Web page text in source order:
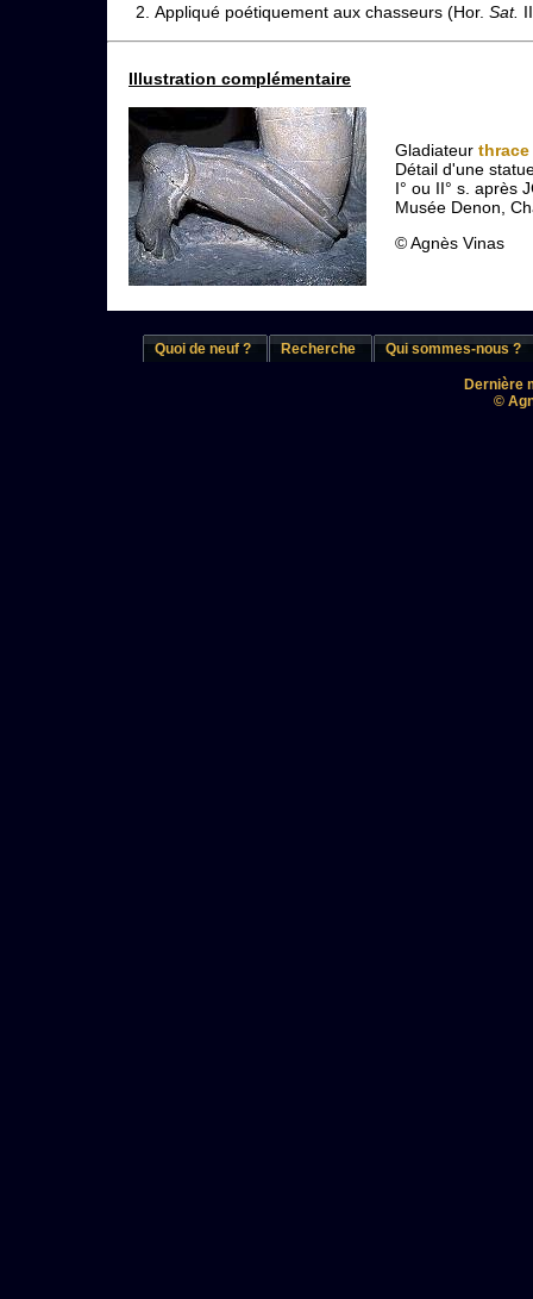
Appliqué poétiquement aux chasseurs (Hor. Sat.
Illustration complémentaire
Gladiateur thrace
Détail d'une
I° ou II° s. après
Musée Denon,
© Agnès Vinas
Quoi de neuf ? Recherche Qui sommes-nous ?
Dernière
©